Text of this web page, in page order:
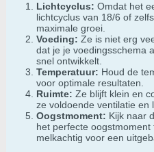
Lichtcyclus: Omdat het
lichtcyclus van 18/6 of
maximale groei.
Voeding: Ze is niet erg
dat je je voedingsschema
snel ontwikkelt.
Temperatuur: Houd de
voor optimale resultaten.
Ruimte: Ze blijft klein en
ze voldoende ventilatie en
Oogstmoment: Kijk naar
het perfecte
melkachtig voor een